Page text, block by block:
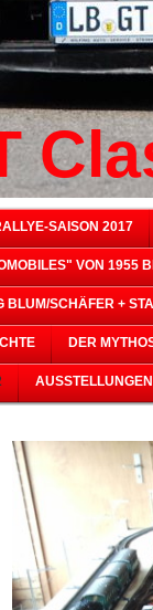
SAISON 2017
VON 1955
BLUM/SCHÄFER +
DER